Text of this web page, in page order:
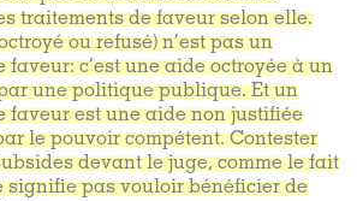
traitements de faveur selon elle.
ou refusé) n’est pas un
faveur: c’est une aide octroyée à un
une politique publique. Et un
faveur est une aide non justifiée
le pouvoir compétent. Contester
devant le juge, comme le fait
signifie pas vouloir bénéficier de